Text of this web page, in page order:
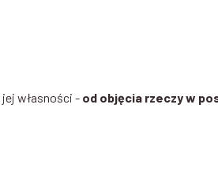
własności - od objęcia rzeczy w